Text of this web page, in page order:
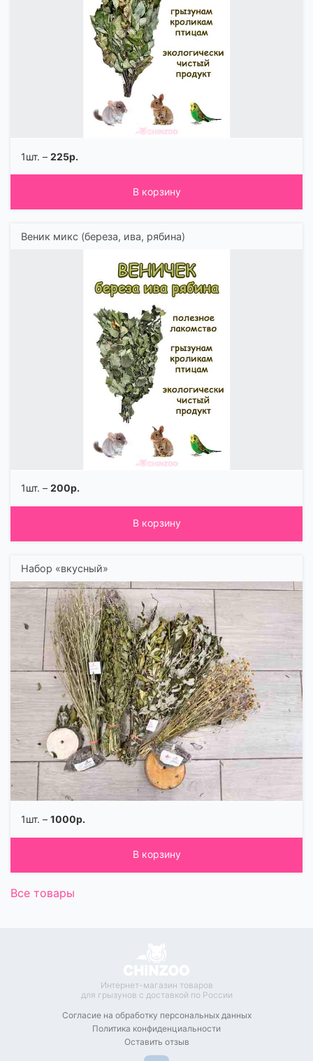
1шт. – 225р.
В корзину
Веник микс (береза, ива, рябина)
1шт. – 200р.
В корзину
Набор «вкусный»
1шт. – 1000р.
В корзину
Все товары
Интернет-магазин товаров
для грызунов с доставкой по России
Согласие на обработку персональных данных
Политика конфиденциальности
Оставить отзыв